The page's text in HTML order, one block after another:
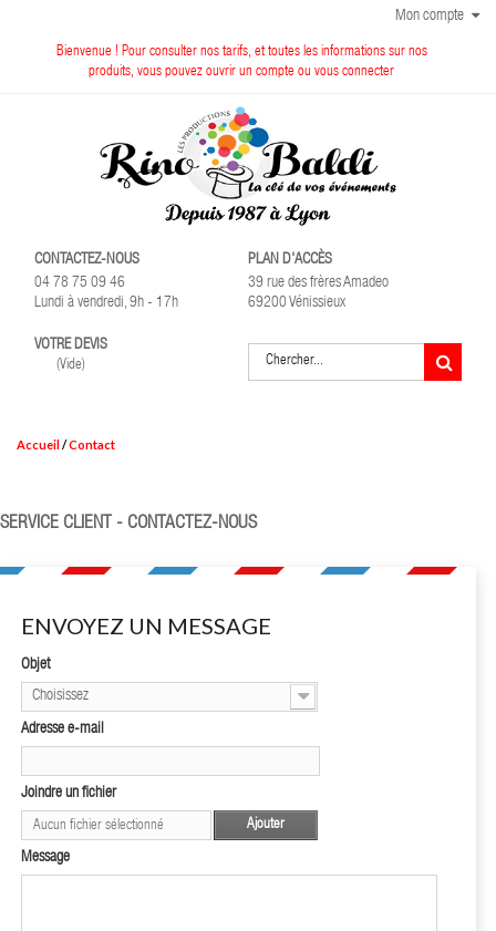
Mon compte
Bienvenue ! Pour consulter nos tarifs, et toutes les informations sur nos
produits, vous pouvez ouvrir un compte ou vous connecter
CONTACTEZ-NOUS
04 78 75 09 46
Lundi à vendredi, 9h - 17h
PLAN D'ACCÈS
39 rue des frères Amadeo
69200 Vénissieux
VOTRE DEVIS
(Vide)
Accueil Contact
SERVICE CLIENT - CONTACTEZ-NOUS
ENVOYEZ UN MESSAGE
Objet
Choisissez
Adresse e-mail
Joindre un fichier
Aucun fichier sélectionné Ajouter
Message